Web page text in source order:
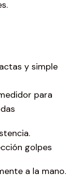
y simple
para
golpes
a la mano.